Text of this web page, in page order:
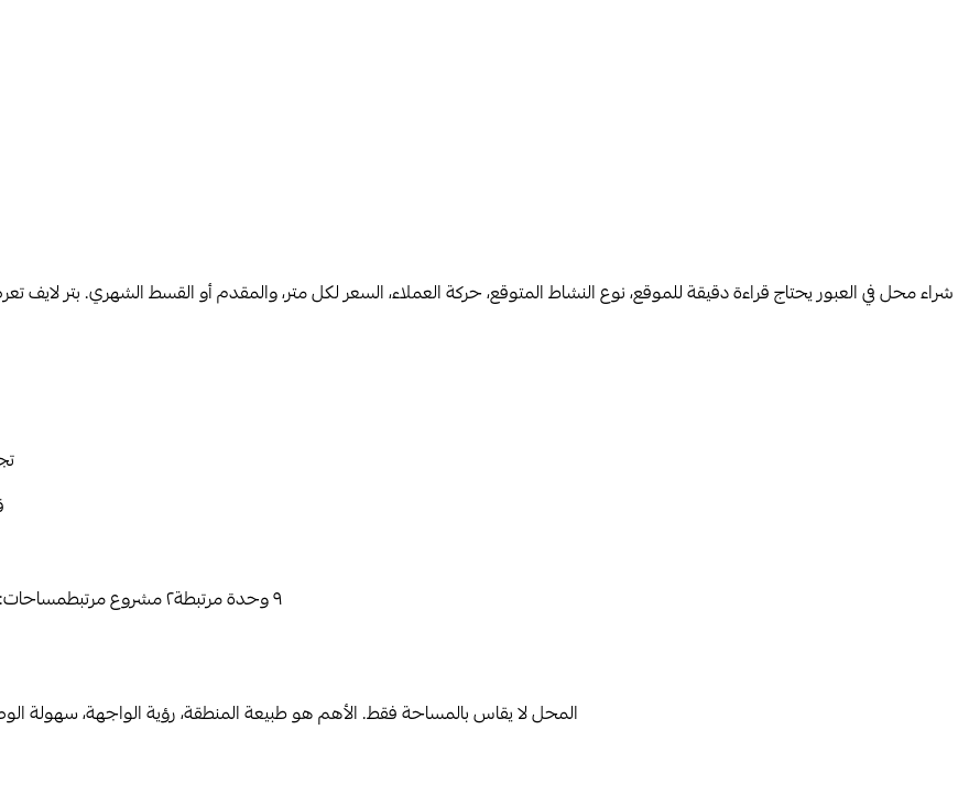
شراء محل في العبور يحتاج قراءة دقيقة للموقع، نوع النشاط المتوقع، حركة العملاء، السعر لكل متر، والمقدم أو القسط الشهري. بتر
٩وحدة مرتبطة٢مشروع مرتبطمساحات:
المحل لا يقاس بالمساحة فقط. الأهم هو طبيعة المنطقة، رؤية الواجهة، سهولة